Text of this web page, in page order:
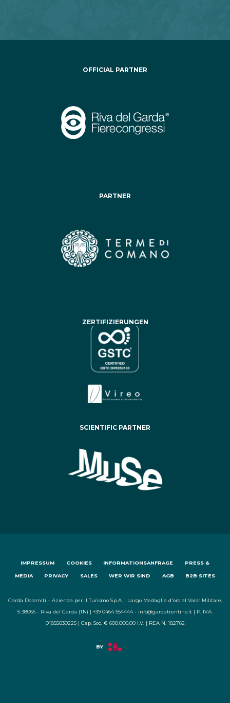
OFFICIAL PARTNER
PARTNER
ZERTIFIZIERUNGEN
SCIENTIFIC PARTNER
IMPRESSUM COOKIES INFORMATIONSANFRAGE PRESS &
MEDIA PRIVACY SALES WER WIR SIND AGB B2B SITES
Garda Dolomiti – Azienda per il Turismo S.p.A. | Largo Medaglie d'oro al Valor Militare,
5 38066 - Riva del Garda (TN) | +39 0464 554444 - info@gardatrentino.it | P. IVA:
01855030225 | Cap. Soc. € 600.000,00 I.V. | REA N. 182762